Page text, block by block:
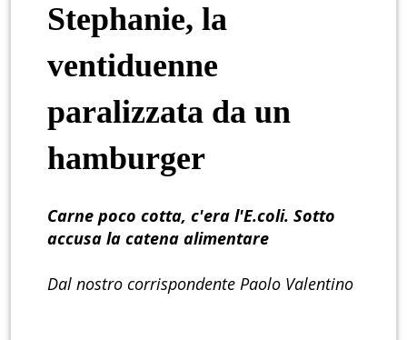
Stephanie, la
ventiduenne
paralizzata da un
hamburger
Carne poco cotta, c'era l'E.coli. Sotto
accusa la catena alimentare
Dal nostro corrispondente Paolo Valentino